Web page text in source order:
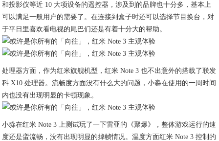
和投影仪等近 10 大项设备的遥控器，涉及到的品牌也十分多，基本上
可以满足一般用户的需要了。在连接到盒子时还可以选择节目换台，对
于平日里喜欢看电视的尾巴们还是有着十分大的帮助。
处理器方面，作为红米旗舰机型，红米 Note 3 也不出意外的搭载了联发
科 X10 处理器。流畅度方面没有什么大的问题，小淼在使用的一周时间
内也没有出现明显的卡顿现象。
小淼在红米 Note 3 上测试玩了一下雷亚的《聚爆》，整体游戏运行的速
度还是蛮流畅，没有出现明显的掉帧情况。温度方面红米 Note 3 控制的